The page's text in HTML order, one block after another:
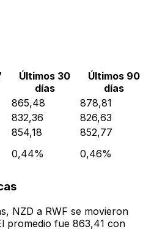
Últimos 30
días
Últimos 90
días
865,48
878,81
832,36
826,63
854,18
852,77
0,44% 0,46%
NZD a RWF se movieron
promedio fue 863,41 con